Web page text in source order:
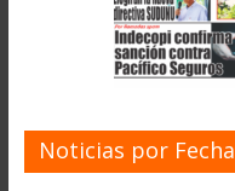
Noticias por Fecha